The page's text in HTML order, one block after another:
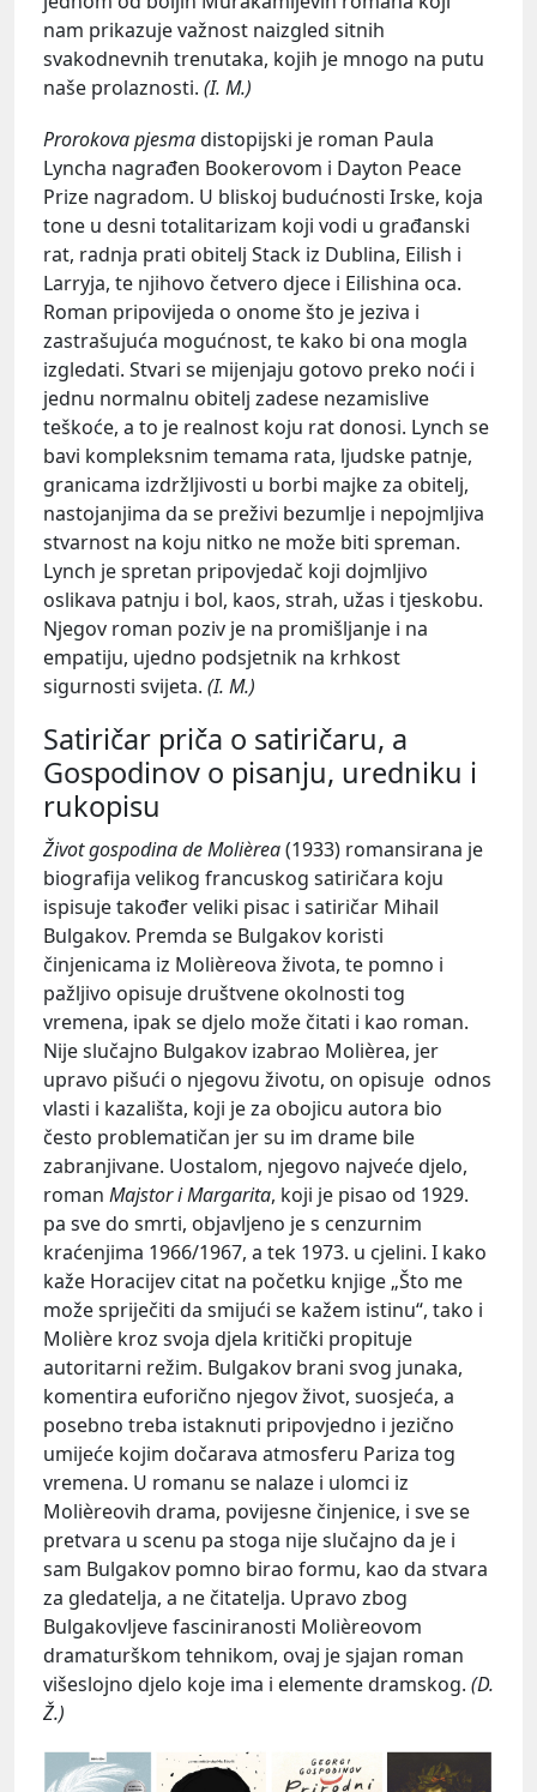
nam prikazuje važnost naizgled sitnih
svakodnevnih trenutaka, kojih je mnogo na putu
naše prolaznosti. (I. M.)
Prorokova pjesmadistopijski je roman Paula
Lyncha nagrađen Bookerovom i Dayton Peace
Prize nagradom. U bliskoj budućnosti Irske, koja
tone u desni totalitarizam koji vodi u građanski
rat, radnja prati obitelj Stack iz Dublina, Eilish i
Larryja, te njihovo četvero djece i Eilishina oca.
Roman pripovijeda o onome što je jeziva i
zastrašujuća mogućnost, te kako bi ona mogla
izgledati. Stvari se mijenjaju gotovo preko noći i
jednu normalnu obitelj zadese nezamislive
teškoće, a to je realnost koju rat donosi. Lynch se
bavi kompleksnim temama rata, ljudske patnje,
granicama izdržljivosti u borbi majke za obitelj,
nastojanjima da se preživi bezumlje i nepojmljiva
stvarnost na koju nitko ne može biti spreman.
Lynch je spretan pripovjedač koji dojmljivo
oslikava patnju i bol, kaos, strah, užas i tjeskobu.
Njegov roman poziv je na promišljanje i na
empatiju, ujedno podsjetnik na krhkost
sigurnosti svijeta. (I. M.)
Satiričar priča o satiričaru, a
Gospodinov o pisanju, uredniku i
rukopisu
Život gospodina deMolièrea(1933) romansirana je
biografija velikog francuskog satiričara koju
ispisuje također veliki pisac i satiričar Mihail
Bulgakov. Premda se Bulgakov koristi
činjenicama iz Molièreova života, te pomno i
pažljivo opisuje društvene okolnosti tog
vremena, ipak se djelo može čitati i kao roman.
Nije slučajno Bulgakov izabrao Molièrea, jer
upravo pišući o njegovu životu, on opisuje odnos
vlasti i kazališta, koji je za obojicu autora bio
često problematičan jer su im drame bile
zabranjivane. Uostalom, njegovo najveće djelo,
roman Majstor i Margarita, koji je pisao od 1929.
pa sve do smrti, objavljeno je s cenzurnim
kraćenjima 1966/1967, a tek 1973. u cjelini. I kako
kaže Horacijev citat na početku knjige „Što me
može spriječiti da smijući se kažem istinu“, tako i
Molière kroz svoja djela kritički propituje
autoritarni režim. Bulgakov brani svog junaka,
komentira euforično njegov život, suosjeća, a
posebno treba istaknuti pripovjedno i jezično
umijeće kojim dočarava atmosferu Pariza tog
vremena. U romanu se nalaze i ulomci iz
Molièreovih drama, povijesne činjenice, i sve se
pretvara u scenu pa stoga nije slučajno da je i
sam Bulgakov pomno birao formu, kao da stvara
za gledatelja, a ne čitatelja. Upravo zbog
Bulgakovljeve fasciniranosti Molièreovom
dramaturškom tehnikom, ovaj je sjajan roman
višeslojno djelo koje ima i elemente dramskog. (D.
Ž.)